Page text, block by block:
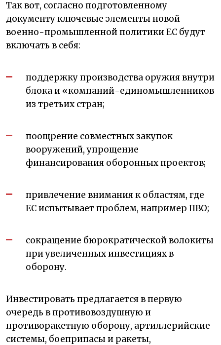
Так вот, согласно подготовленному
документу ключевые элементы новой
военно-промышленной политики ЕС будут
включать в себя:
поддержку производства оружия внутри
блока и «компаний-единомышленников
из третьих стран;
поощрение совместных закупок
вооружений, упрощение
финансирования оборонных проектов;
привлечение внимания к областям, где
ЕС испытывает проблем, например ПВО;
сокращение бюрократической волокиты
при увеличенных инвестициях в
оборону.
Инвестировать предлагается в первую
очередь в противовоздушную и
противоракетную оборону, артиллерийские
системы, боеприпасы и ракеты,